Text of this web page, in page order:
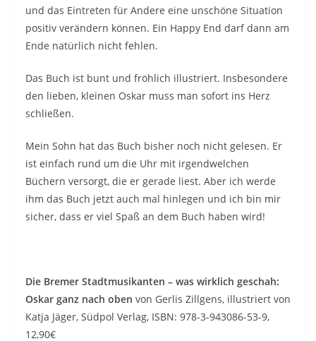
und das Eintreten für Andere eine unschöne Situation
positiv verändern können. Ein Happy End darf dann am
Ende natürlich nicht fehlen.
Das Buch ist bunt und fröhlich illustriert. Insbesondere
den lieben, kleinen Oskar muss man sofort ins Herz
schließen.
Mein Sohn hat das Buch bisher noch nicht gelesen. Er
ist einfach rund um die Uhr mit irgendwelchen
Büchern versorgt, die er gerade liest. Aber ich werde
ihm das Buch jetzt auch mal hinlegen und ich bin mir
sicher, dass er viel Spaß an dem Buch haben wird!
Die Bremer Stadtmusikanten – was wirklich geschah:
Oskar ganz nach oben von Gerlis Zillgens, illustriert von
Katja Jäger, Südpol Verlag, ISBN: 978-3-943086-53-9,
12,90€